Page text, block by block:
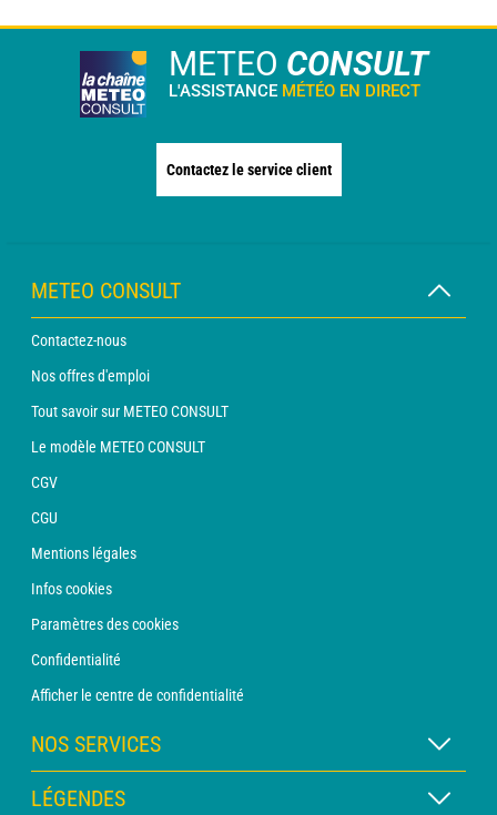
METEO CONSULT
L'ASSISTANCE MÉTÉO EN DIRECT
Contactez le service client
METEO CONSULT
Contactez-nous
Nos offres d'emploi
Tout savoir sur METEO CONSULT
Le modèle METEO CONSULT
CGV
CGU
Mentions légales
Infos cookies
Paramètres des cookies
Confidentialité
Afficher le centre de confidentialité
NOS SERVICES
Abonnement METEO Xpert
LÉGENDES